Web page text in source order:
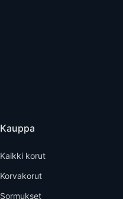
Kauppa
Kaikki korut
Korvakorut
Sormukset